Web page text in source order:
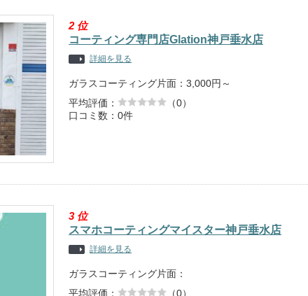
2位
コーティング専門店Glation神戸垂水店
詳細を見る
ガラスコーティング片面：3,000円～
平均評価：
（0）
口コミ数：0件
3位
スマホコーティングマイスター神戸垂水店
詳細を見る
ガラスコーティング片面：
平均評価：
（0）